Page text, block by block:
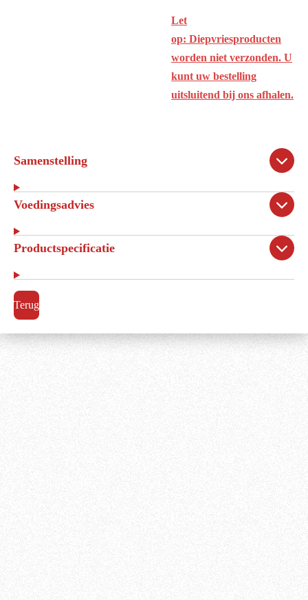
Let
op: Diepvriesproducten
worden niet verzonden. U
kunt uw bestelling
uitsluitend bij ons afhalen.
Samenstelling
Voedingsadvies
Productspecificatie
Terug